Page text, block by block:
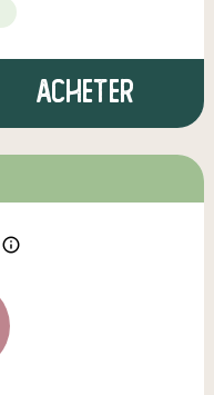
Acheter
info_outline